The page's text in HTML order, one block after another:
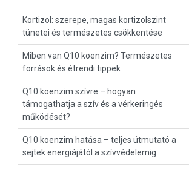
Kortizol: szerepe, magas kortizolszint
tünetei és természetes csökkentése
Miben van Q10 koenzim? Természetes
források és étrendi tippek
Q10 koenzim szívre – hogyan
támogathatja a szív és a vérkeringés
működését?
Q10 koenzim hatása – teljes útmutató a
sejtek energiájától a szívvédelemig